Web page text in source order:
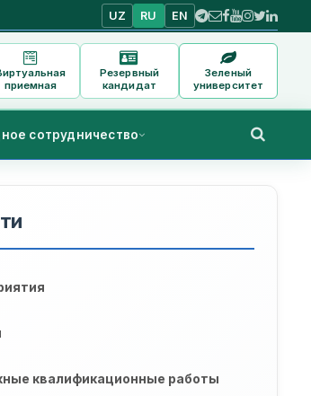
UZ RU EN
приемная
Резервный
кандидат
Зеленый
университет
сотрудничество
квалификационные работы